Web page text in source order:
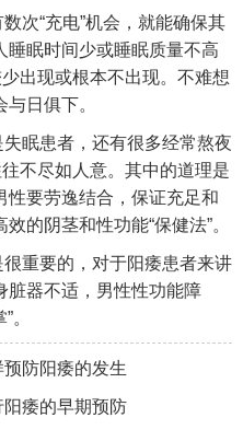
次“充电”机会，就能确保其
睡眠时间少或睡眠质量不高
出现或根本不出现。不难想
日俱下。
眠患者，还有很多经常熬夜
不尽如人意。其中的道理是
性要劳逸结合，保证充足和
的阴茎和性功能“保健法”。
重要的，对于阳痿患者来讲
脏器不适，男性性功能障
。
防阳痿的发生
痿的早期预防